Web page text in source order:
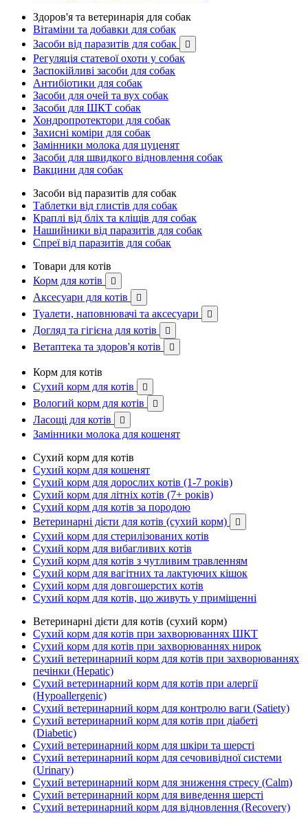
Здоров'я та ветеринарія для собак
Вітаміни та добавки для собак
Засоби від паразитів для собак

Регуляція статевої охоти у собак
Заспокійливі засоби для собак
Антибіотики для собак
Засоби для очей та вух собак
Засоби для ШКТ собак
Хондропротектори для собак
Захисні коміри для собак
Замінники молока для цуценят
Засоби для швидкого відновлення собак
Вакцини для собак
Засоби від паразитів для собак
Таблетки від глистів для собак
Краплі від бліх та кліщів для собак
Нашийники від паразитів для собак
Спреї від паразитів для собак
Товари для котів
Корм для котів

Аксесуари для котів 
Туалети, наповнювачі та аксесуари 
Догляд та гігієна для котів 
Ветаптека та здоров'я котів 
Корм для котів
Сухий корм для котів

Вологий корм для котів 
Ласощі для котів 
Замінники молока для кошенят
Сухий корм для котів
Сухий корм для кошенят
Сухий корм для дорослих котів (1-7 років)
Сухий корм для літніх котів (7+ років)
Сухий корм для котів за породою
Ветеринарні дієти для котів (сухий корм)

Сухий корм для стерилізованих котів
Сухий корм для вибагливих котів
Сухий корм для котів з чутливим травленням
Сухий корм для вагітних та лактуючих кішок
Сухий корм для довгошерстих котів
Сухий корм для котів, що живуть у приміщенні
Ветеринарні дієти для котів (сухий корм)
Сухий корм для котів при захворюваннях ШКТ
Сухий корм для котів при захворюваннях нирок
Сухий ветеринарний корм для котів при захворюваннях
печінки (Hepatic)
Сухий ветеринарний корм для котів при алергії
(Hypoallergenic)
Сухий ветеринарний корм для контролю ваги (Satiety)
Сухий ветеринарний корм для котів при діабеті
(Diabetic)
Сухий ветеринарний корм для шкіри та шерсті
Сухий ветеринарний корм для сечовивідної системи
(Urinary)
Сухий ветеринарний корм для зниження стресу (Calm)
Сухий ветеринарний корм для виведення шерсті
Сухий ветеринарний корм для відновлення (Recovery)